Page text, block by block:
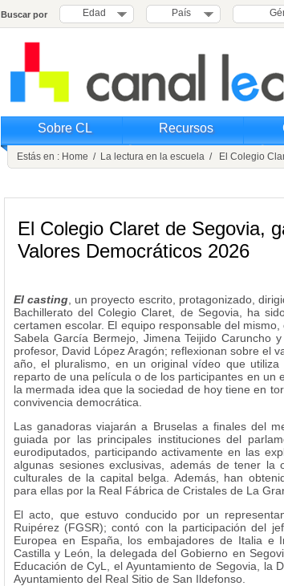
Buscar por Edad País
Sobre CL Recursos
Estás en : Home / La lectura en la escuela / El Colegio
El Colegio Claret de Segovia,
Valores Democráticos 2026
El casting , un proyecto escrito, protagonizado,
Bachillerato del Colegio Claret, de Segovia, ha
certamen escolar. El equipo responsable del
Sabela García Bermejo, Jimena Teijido Caruncho
profesor, David López Aragón; reflexionan sobre el
año, el pluralismo, en un original vídeo que
reparto de una película o de los participantes en un
la mermada idea que la sociedad de hoy tiene en
convivencia democrática.
Las ganadoras viajarán a Bruselas a finales del
guiada por las principales instituciones del
eurodiputados, participando activamente en las
algunas sesiones exclusivas, además de tener la
culturales de la capital belga. Además, han
para ellas por la Real Fábrica de Cristales de La
El acto, que estuvo conducido por un
Ruipérez (FGSR); contó con la participación del
Europea en España, los embajadores de Italia e
Castilla y León, la delegada del Gobierno en
Educación de CyL, el Ayuntamiento de Segovia, la
Ayuntamiento del Real Sitio de San Ildefonso.